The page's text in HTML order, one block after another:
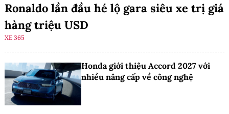
Ronaldo lần đầu hé lộ gara siêu xe trị giá
hàng triệu USD
XE 365
Honda giới thiệu Accord 2027 với
nhiều nâng cấp về công nghệ